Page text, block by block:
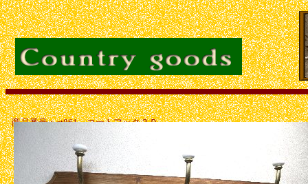
商品番号：ct861 コートフック３Ｐ